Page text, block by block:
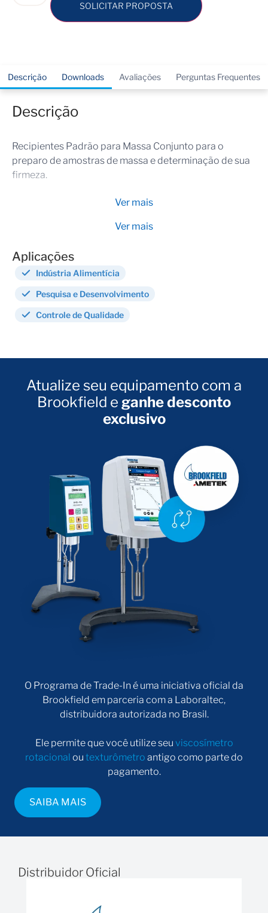
SOLICITAR PROPOSTA
Descrição Downloads Avaliações Perguntas Frequentes
Descrição
Recipientes Padrão para Massa Conjunto para o
preparo de amostras de massa e determinação de sua
firmeza.
Ver mais
Ver mais
Aplicações
Indústria Alimentícia
Pesquisa e Desenvolvimento
Controle de Qualidade
O Programa de Trade-In é uma iniciativa oficial da
Brookfield em parceria com a Laboraltec,
distribuidora autorizada no Brasil.
Ele permite que você utilize seu viscosímetro
rotacional ou texturômetro antigo como parte do
pagamento.
SAIBA MAIS
Atualize seu equipamento com a
Brookfield e ganhe desconto
exclusivo
Distribuidor Oficial